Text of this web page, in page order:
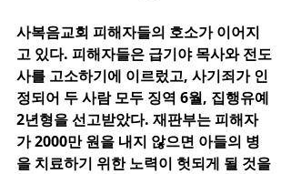
사복음교회 피해자들의 호소가 이어지
고 있다. 피해자들은 급기야 목사와 전도
사를 고소하기에 이르렀고, 사기죄가 인
정되어 두 사람 모두 징역 6월, 집행유예
2년형을 선고받았다. 재판부는 피해자
가 2000만 원을 내지 않으면 아들의 병
을 치료하기 위한 노력이 헛되게 될 것을